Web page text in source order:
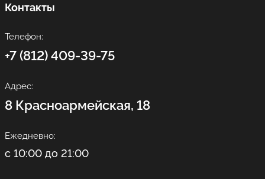
Контакты
Телефон:
+7 (812) 409-39-75
Адрес:
8 Красноармейская, 18
Ежедневно:
с 10:00 до 21:00